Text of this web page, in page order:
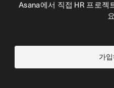
Asana에서 직접 HR 프로젝
가